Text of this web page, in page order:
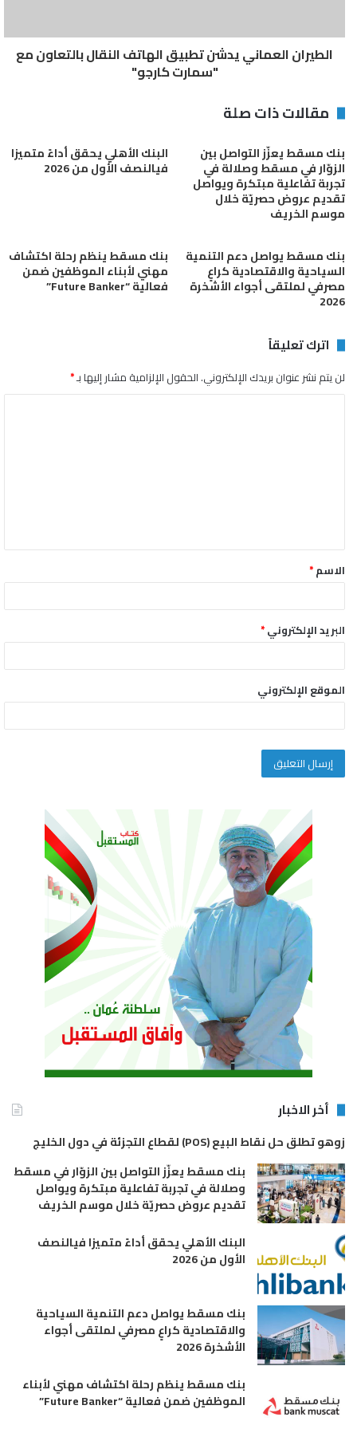
شبكة واسعة من أجهزة الصرف الآلي والتي تضم 152 جهاز في كافة
أنحاء السلطنة. كما يوفر بنك عمان العربي مجموعة واسعة من المنتجات
سواء.
119 فائزًا لشهر يوليو سحوبات بنك عمان العربي
الطيران العماني يدشن تطبيق الهاتف النقال بالتعاون مع
"سمارت كارجو"
مقالات ذات صلة
بنك مسقط يعزّز التواصل بين
الزوّار في مسقط وصلالة في
تجربة تفاعلية مبتكرة ويواصل
تقديم عروض حصريّة خلال
موسم الخريف
البنك الأهلي يحقق أداءً متميزا
فيالنصف الأول من 2026
بنك مسقط يواصل دعم التنمية
السياحية والاقتصادية كراعٍ
مصرفي لملتقى أجواء الأشخرة
2026
بنك مسقط ينظم رحلة اكتشاف
مهني لأبناء الموظفين ضمن
فعالية “Future Banker”
اترك تعليقاً
لن يتم نشر عنوان بريدك الإلكتروني. الحقول الإلزامية مشار إليها بـ*
ق
*الاسم*
البريد الإلكتروني*
الموقع الإلكتروني
أخر الاخبار
زوهو تطلق حل نقاط البيع (POS) لقطاع التجزئة في دول الخليج
بنك مسقط يعزّز التواصل بين الزوّار في مسقط
وصلالة في تجربة تفاعلية مبتكرة ويواصل
تقديم عروض حصريّة خلال موسم الخريف
البنك الأهلي يحقق أداءً متميزا فيالنصف
الأول من 2026
بنك مسقط يواصل دعم التنمية السياحية
والاقتصادية كراعٍ مصرفي لملتقى أجواء
الأشخرة 2026
بنك مسقط ينظم رحلة اكتشاف مهني لأبناء
الموظفين ضمن فعالية “Future Banker”